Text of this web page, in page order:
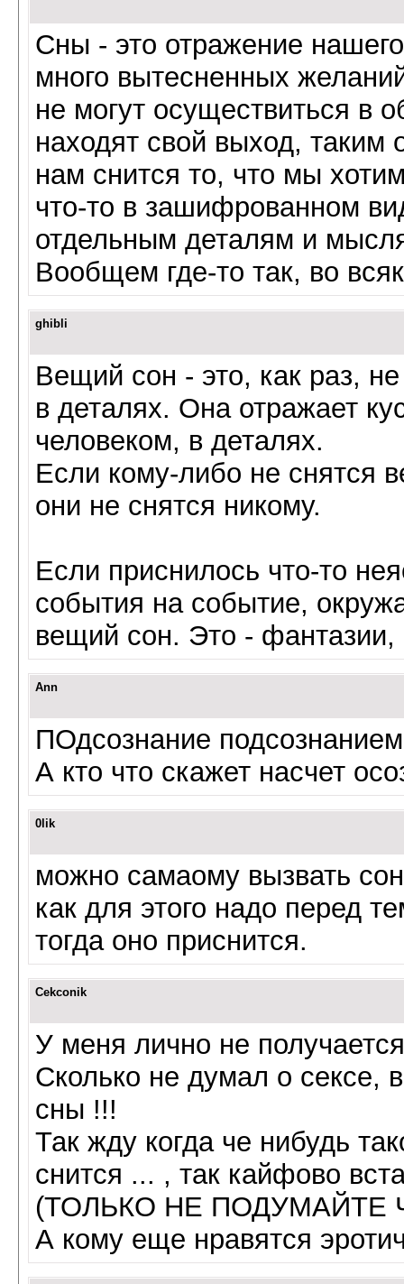
Сны - это отражение
много вытесненных
не могут осуществиться в
находят свой выход, таким
нам снится то, что мы
что-то в зашифрованном
отдельным деталям и
Вообщем где-то так, во
ghibli
Вещий сон - это, как раз,
в деталях. Она отражает
человеком, в деталях.
Если кому-либо не снятся
они не снятся никому.
Если приснилось что-то
события на событие,
вещий сон. Это - фантазии,
Ann
ПОдсознание
А кто что скажет насчет
0lik
можно самаому вызвать
как для этого надо перед
тогда оно приснится.
Cekconik
У меня лично не
Сколько не думал о сексе,
сны !!!
Так жду когда че нибудь
снится ... , так кайфово
(ТОЛЬКО НЕ ПОДУМАЙТЕ
А кому еще нравятся